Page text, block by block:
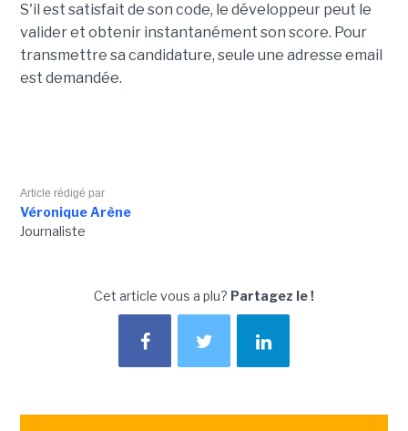
S'il est satisfait de son code, le développeur peut le
valider et obtenir instantanément son score. Pour
transmettre sa candidature, seule une adresse email
est demandée.
Article rédigé par
Véronique Arène
Journaliste
Cet article vous a plu? Partagez le !